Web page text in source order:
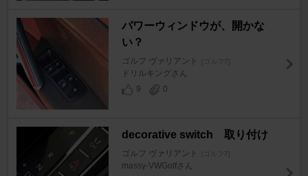
パワーウィンドウが、開かな
い？
ゴルフ ヴァリアント [ゴルフ7]
ドリルキングさん
9
0
decorative switch 取り付け
ゴルフ ヴァリアント [ゴルフ7]
massy-VWGolfさん